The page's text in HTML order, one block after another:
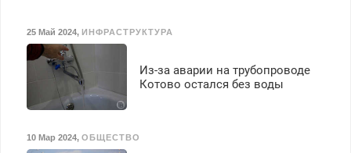
25 Май 2024, ИНФРАСТРУКТУРА
Из-за аварии на трубопроводе
Котово остался без воды
10 Мар 2024, ОБЩЕСТВО